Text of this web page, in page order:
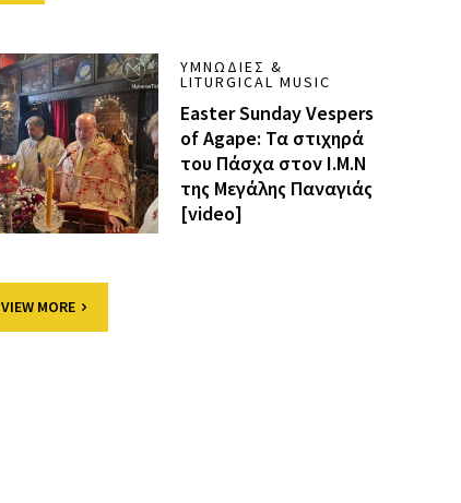
ΥΜΝΩΔΊΕΣ &
LITURGICAL MUSIC
Easter Sunday Vespers
of Agape: Τα στιχηρά
του Πάσχα στον Ι.Μ.Ν
της Μεγάλης Παναγιάς
[video]
VIEW MORE